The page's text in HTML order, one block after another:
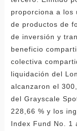
proporciona a los
de productos de
de inversión y
beneficio
colectiva
liquidación del
alcanzaron el
del Grayscale
228,66 % y los
Index Fund No. 1